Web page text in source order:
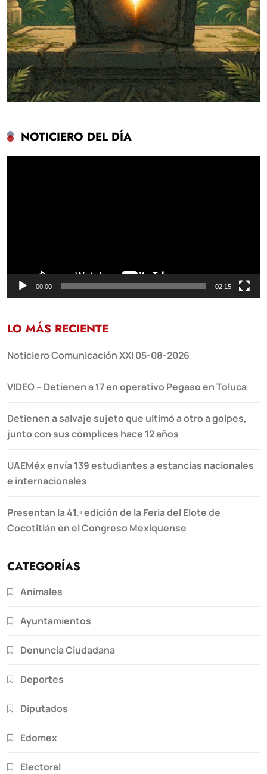
NOTICIERO DEL DÍA
00:00 02:15
LO MÁS RECIENTE
Noticiero Comunicación XXI 05-08-2026
VIDEO – Detienen a 17 en operativo Pegaso en Toluca
Detienen a salvaje sujeto que ultimó a otro a golpes,
junto con sus cómplices hace 12 años
UAEMéx envía 139 estudiantes a estancias nacionales
e internacionales
Presentan la 41.ª edición de la Feria del Elote de
Cocotitlán en el Congreso Mexiquense
CATEGORÍAS
Animales
Ayuntamientos
Denuncia Ciudadana
Deportes
Diputados
Edomex
Electoral